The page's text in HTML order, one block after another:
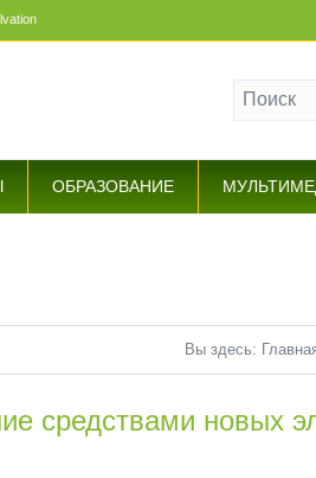
ОБРАЗОВАНИЕ
Вы здесь:
средствами новых